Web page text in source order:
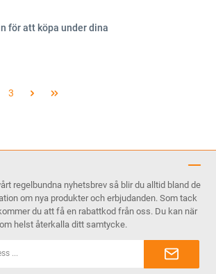
för att köpa under dina
3
regelbundna nyhetsbrev så blir du alltid bland de
om nya produkter och erbjudanden. Som tack
du att få en rabattkod från oss. Du kan när
helst återkalla ditt samtycke.